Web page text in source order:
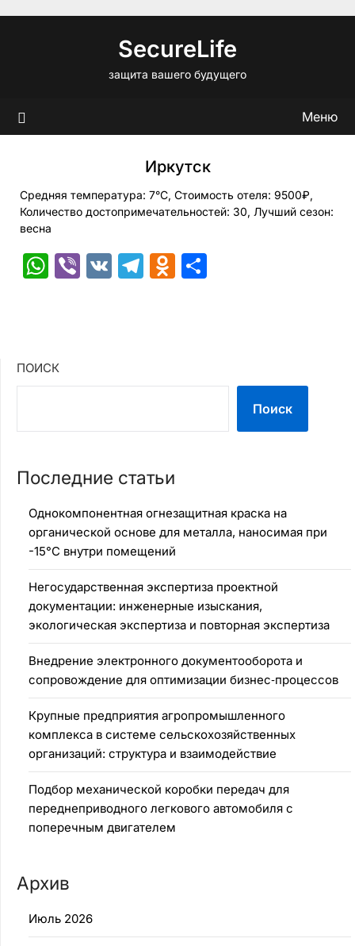
SecureLife
защита вашего будущего
Меню
Иркутск
Средняя температура: 7°C, Стоимость отеля: 9500₽,
Количество достопримечательностей: 30, Лучший сезон:
весна
WhatsApp
Viber
VK Telegram
Odnoklassniki
ПОИСК
Поиск
Последние статьи
Однокомпонентная огнезащитная краска на
органической основе для металла, наносимая при
-15°C внутри помещений
Негосударственная экспертиза проектной
документации: инженерные изыскания,
экологическая экспертиза и повторная экспертиза
Внедрение электронного документооборота и
сопровождение для оптимизации бизнес‑процессов
Крупные предприятия агропромышленного
комплекса в системе сельскохозяйственных
организаций: структура и взаимодействие
Подбор механической коробки передач для
переднеприводного легкового автомобиля с
поперечным двигателем
Архив
Июль 2026